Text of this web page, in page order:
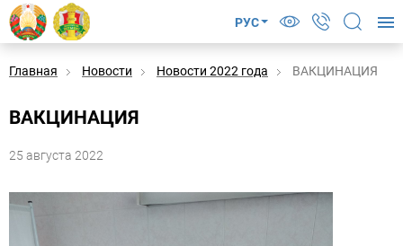
РУС
Главная Новости Новости 2022 года ВАКЦИНАЦИЯ
ВАКЦИНАЦИЯ
25 августа 2022